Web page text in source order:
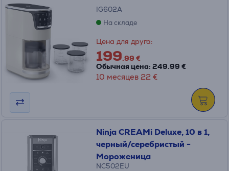
IG602A
На складе
Цена для друга:
199.99 €
Обычная цена: 249.99 €
10 месяцев 22 €
Ninja CREAMi Deluxe, 10 в 1,
черный/серебристый -
Мороженица
NC502EU